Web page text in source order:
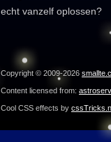
echt vanzelf oplossen?
Copyright © 2009-2026
Content licensed from:
Cool CSS effects by